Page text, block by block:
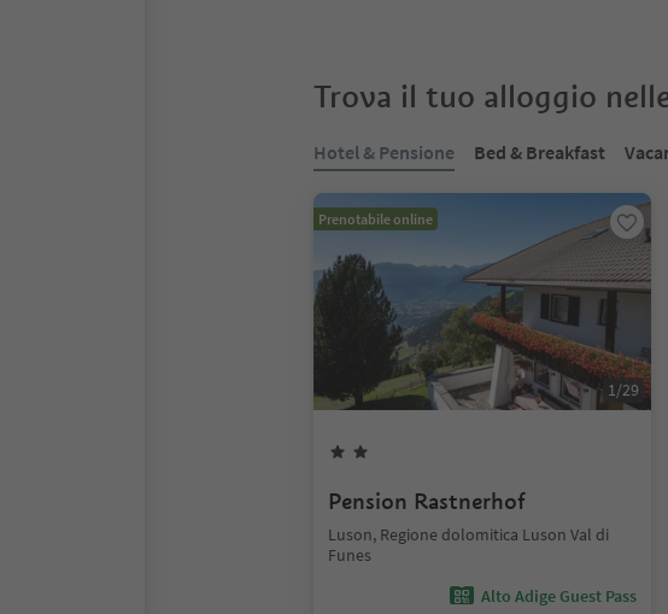
Trova il tuo alloggio
Hotel & Pensione Bed & Breakfast
Prenotabile online
1/29
Pension Rastnerhof
Luson, Regione dolomitica Luson Val di
Funes
Alto Adige Guest Pass